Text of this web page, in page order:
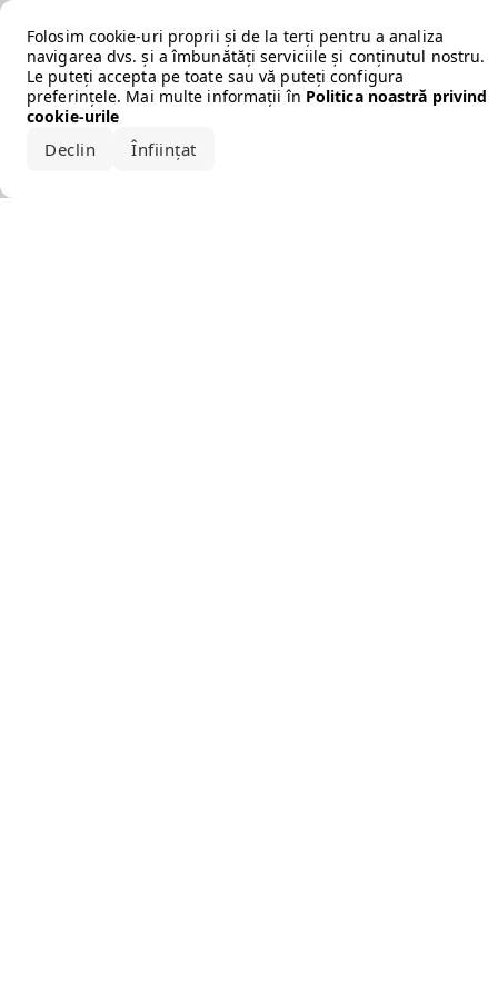
Folosim cookie-uri proprii și de la terți pentru a analiza
navigarea dvs. și a îmbunătăți serviciile și conținutul nostru.
Le puteți accepta pe toate sau vă puteți configura
preferințele. Mai multe informații în Politica noastră privind
cookie-urile
Declin Înființat
Error loading the brand